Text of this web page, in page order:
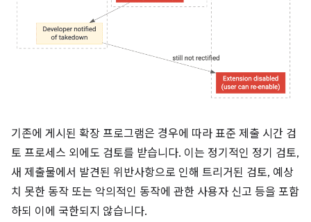
기존에 게시된 확장 프로그램은 경우에 따라 표준 제출 시간 검
토 프로세스 외에도 검토를 받습니다. 이는 정기적인 정기 검토,
새 제출물에서 발견된 위반사항으로 인해 트리거된 검토, 예상
치 못한 동작 또는 악의적인 동작에 관한 사용자 신고 등을 포함
하되 이에 국한되지 않습니다.